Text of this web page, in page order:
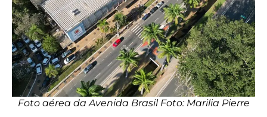
Foto aérea da Avenida Brasil Foto: Marilia Pierre